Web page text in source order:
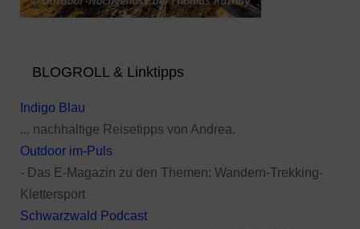
BLOGROLL & Linktipps
Indigo Blau
... nachhaltige Reisetipps von Andrea.
Outdoor im-Puls
- Das E-Magazin zu den Themen: Wandern-Trekking-
Klettersport
Schwarzwald Podcast